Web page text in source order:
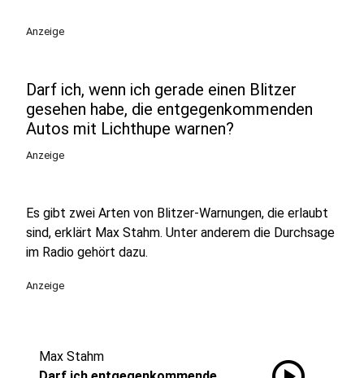
Anzeige
Darf ich, wenn ich gerade einen Blitzer
gesehen habe, die entgegenkommenden
Autos mit Lichthupe warnen?
Anzeige
Es gibt zwei Arten von Blitzer-Warnungen, die erlaubt
sind, erklärt Max Stahm. Unter anderem die Durchsage
im Radio gehört dazu.
Anzeige
Max Stahm